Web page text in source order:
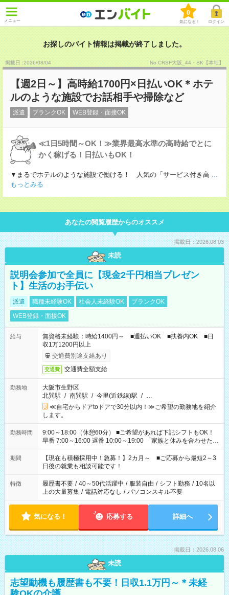
メニュー
0
気になる！ ログイン
お探しのバイト情報は掲載が終了しました。
掲載日 :2026/08/04 No.CRSF大阪_44・SK【本社】
【週2日～】高時給1700円×日払いOK＊ホテ
ルのような施設でお話相手や掃除など
派遣 ブランクOK WEB登録・面接OK
≪1日5時間～OK！≫業界最高水準の高時給でとに
かく稼げる！日払いもOK！
▼まるでホテルのような施設で働ける！ 人気の「サービス付き高 ...
もっとみる
あなたの閲覧履歴からのオススメ
掲載日：2026.08.03
未読
説明会参加で全員に【現金2千円相当プレゼン
ト】生活のお手伝い
派遣 職種未経験OK 社会人未経験OK
ブランクOK
WEB登録・面接OK
給与
無資格未経験：時給1400円～ ■週払いOK ■扶養内OK ■日
収1万1200円以上
交通費別途支給あり
交通費 交通費全額支給
勤務地
大阪市生野区
北巽駅 / 南巽駅 / 今里(近鉄線)駅 / …
≪自宅からドアtoドアで30分以内！≫ご希望の勤務地を紹介
します。
勤務時間
9:00～18:00（休憩60分） ■ご希望があれば下記シフトもOK！
早番 7:00～16:00 遅番 10:00～19:00 「家族と休みを合わせた
い」 「余裕を持って夕飯の準備がしたい」 「できれば残業はし
たくない」 など、ご希望を教えてくださいね。 ※Wワーク希望
の方へ 今ご覧のお仕事で希望する勤務時間と、もう1つのお仕事
の勤務時間。 合計で週40時間を超える場合は応募できません。
期間
【現在も積極採用中！急募！】2カ月～ ■ご応募から最短2～3
日後の就業も相談可能です！
特徴 履歴書不要 / 40～50代活躍中 / 服装自由 / シフト勤務 / 10名以
上の大量募集 / 電話対応なし / パソコンスキル不要
気になる！ 応募する 詳細へ
掲載日：2026.08.06
未読
志望動機も履歴書も不要！日収1.1万円～＊未経